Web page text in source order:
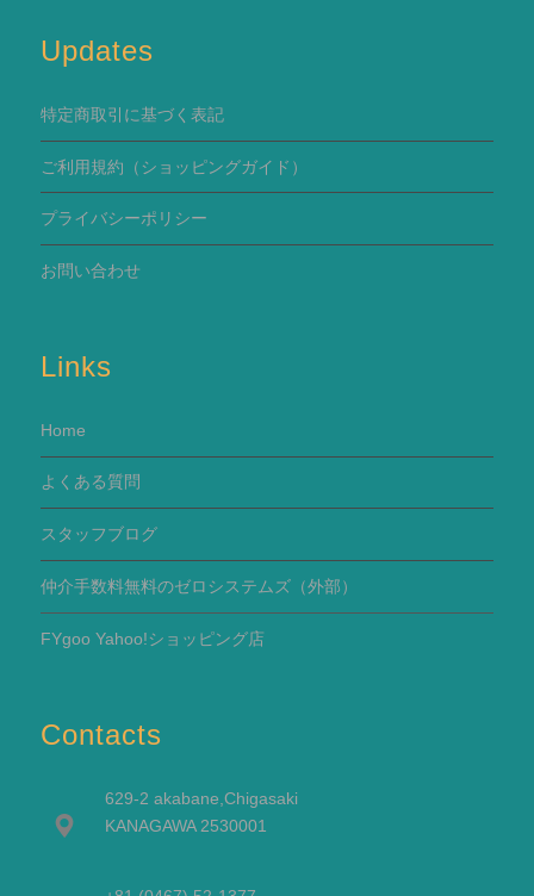
Updates
特定商取引に基づく表記
ご利用規約 （ショッピングガイド）
プライバシーポリシー
お問い合わせ
Links
Home
よくある質問
スタッフブログ
仲介手数料無料のゼロシステムズ（外部）
FYgoo Yahoo!ショッピング店
Contacts
629-2 akabane,Chigasaki
KANAGAWA 2530001